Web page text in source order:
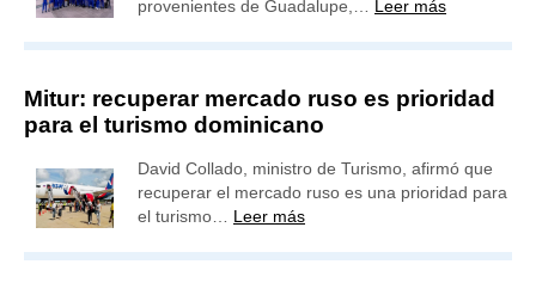
provenientes de Guadalupe,… Leer más
Mitur: recuperar mercado ruso es prioridad
para el turismo dominicano
David Collado, ministro de Turismo, afirmó que
recuperar el mercado ruso es una prioridad para
el turismo… Leer más